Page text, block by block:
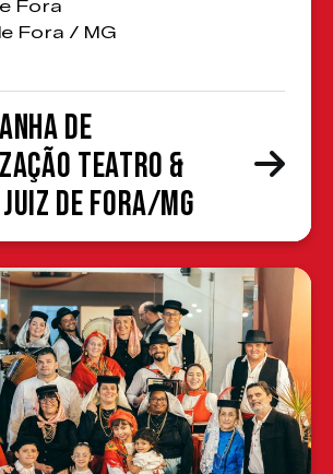
Fora
Fora / MG
de
Teatro &
de Fora/MG